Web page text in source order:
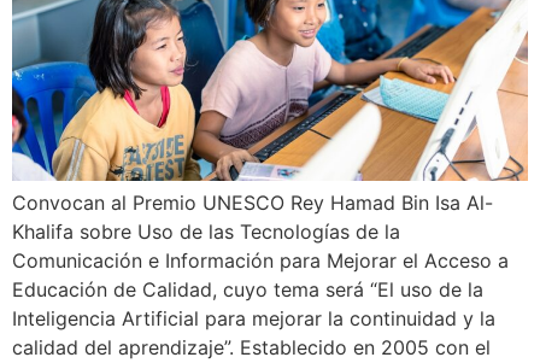
Convocan al Premio UNESCO Rey Hamad Bin Isa Al-
Khalifa sobre Uso de las Tecnologías de la
Comunicación e Información para Mejorar el Acceso a
Educación de Calidad, cuyo tema será “El uso de la
Inteligencia Artificial para mejorar la continuidad y la
calidad del aprendizaje”. Establecido en 2005 con el